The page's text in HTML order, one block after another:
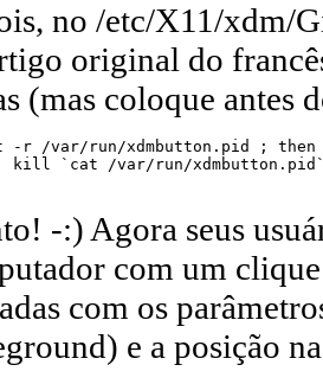
no /etc/X11/xdm/
original do
(mas coloque antes
r /var/run/xdmbutton.pid ; then
-:) Agora seus
com um clique
com os
e a posição